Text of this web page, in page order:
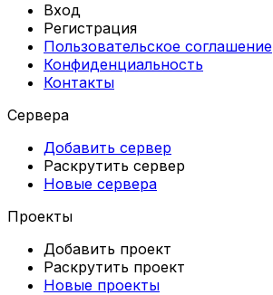
Вход
Регистрация
Пользовательское соглашение
Конфиденциальность
Контакты
Сервера
Добавить сервер
Раскрутить сервер
Новые сервера
Проекты
Добавить проект
Раскрутить проект
Новые проекты